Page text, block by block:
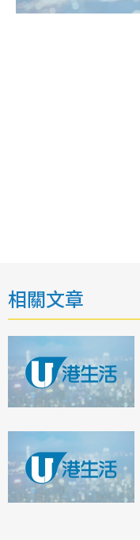
相關文章